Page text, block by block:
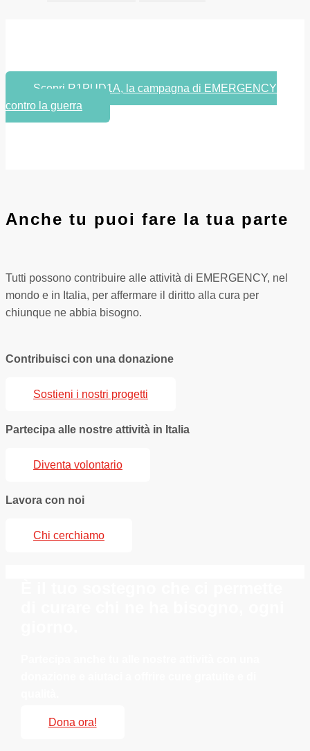
Scopri R1PUD1A, la campagna di EMERGENCY
contro la guerra
Anche tu puoi fare la tua parte
Tutti possono contribuire alle attività di EMERGENCY, nel
mondo e in Italia, per affermare il diritto alla cura per
chiunque ne abbia bisogno.
Contribuisci con una donazione
Sostieni i nostri progetti
Partecipa alle nostre attività in Italia
Diventa volontario
Lavora con noi
Chi cerchiamo
Dona ora!